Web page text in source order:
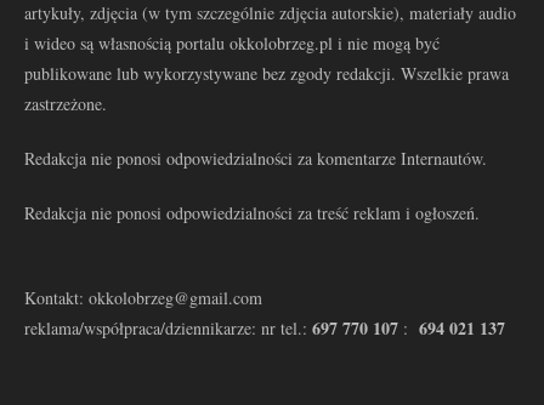
artykuły, zdjęcia (w tym szczególnie zdjęcia autorskie), materiały audio
i wideo są własnością portalu okkolobrzeg.pl i nie mogą być
publikowane lub wykorzystywane bez zgody redakcji. Wszelkie prawa
zastrzeżone.
Redakcja nie ponosi odpowiedzialności za komentarze Internautów.
Redakcja nie ponosi odpowiedzialności za treść reklam i ogłoszeń.
Kontakt: okkolobrzeg@gmail.com
reklama/współpraca/dziennikarze: nr tel.: 697 770 107 : 694 021 137